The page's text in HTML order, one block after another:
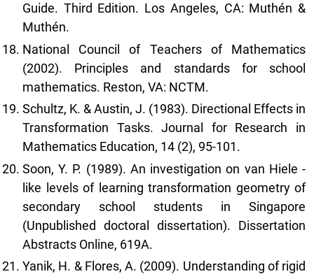
Guide. Third Edition. Los Angeles, CA: Muthén &
Muthén.
National Council of Teachers of Mathematics
(2002). Principles and standards for school
mathematics. Reston, VA: NCTM.
Schultz, K. & Austin, J. (1983). Directional Effects in
Transformation Tasks. Journal for Research in
Mathematics Education, 14 (2), 95-101.
Soon, Y. P. (1989). An investigation on van Hiele -
like levels of learning transformation geometry of
secondary school students in Singapore
(Unpublished doctoral dissertation). Dissertation
Abstracts Online, 619A.
Yanik, H. & Flores, A. (2009). Understanding of rigid